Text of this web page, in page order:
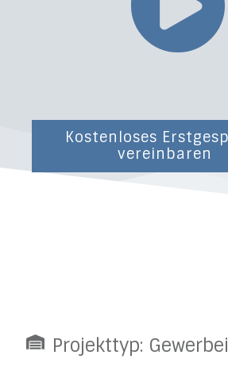
Kostenloses
vereinbaren
Projekttyp: